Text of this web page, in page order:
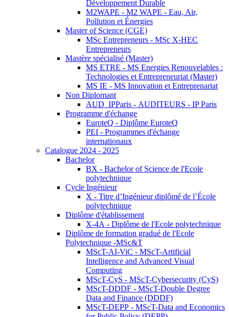
Développement Durable
M2WAPE - M2 WAPE - Eau, Air,
Pollution et Énergies
Master of Science (CGE)
MSc Entrepreneurs - MSc X-HEC
Entrepreneurs
Mastère spécialisé (Master)
MS ETRE - MS Energies Renouvelables :
Technologies et Entrepreneuriat (Master)
MS IE - MS Innovation et Entreprenariat
Non Diplomant
AUD_IPParis - AUDITEURS - IP Paris
Programme d'échange
EuroteQ - Diplôme EuroteQ
PEI - Programmes d'échange
internationaux
Catalogue 2024 - 2025
Bachelor
BX - Bachelor of Science de l'Ecole
polytechnique
Cycle Ingénieur
X - Titre d’Ingénieur diplômé de l’École
polytechnique
Diplôme d'établissement
X-4A - Diplôme de l'Ecole polytechnique
Diplôme de formation gradué de l'Ecole
Polytechnique -MSc&T
MScT-AI-ViC - MScT-Artificial
Intelligence and Advanced Visual
Computing
MScT-CyS - MScT-Cybersecurity (CyS)
MScT-DDDF - MScT-Double Degree
Data and Finance (DDDF)
MScT-DEPP - MScT-Data and Economics